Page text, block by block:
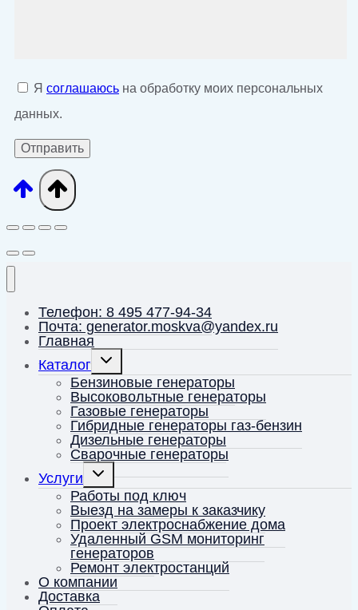
Я соглашаюсь на обработку моих персональных
данных.
Телефон: 8 495 477-94-34
Почта: generator.moskva@yandex.ru
Главная
Каталог
Переключить
дочернее
меню
Бензиновые генераторы
Высоковольтные генераторы
Газовые генераторы
Гибридные генераторы газ-бензин
Дизельные генераторы
Сварочные генераторы
Услуги
Переключить
дочернее
меню
Работы под ключ
Выезд на замеры к заказчику
Проект электроснабжение дома
Удаленный GSM мониторинг
генераторов
Ремонт электростанций
О компании
Доставка